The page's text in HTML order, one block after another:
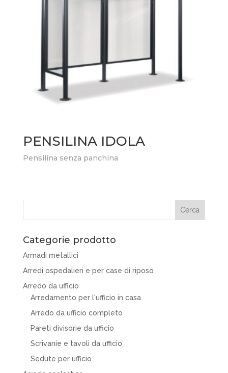
PENSILINA IDOLA
Pensilina senza panchina
Categorie prodotto
Armadi metallici
Arredi ospedalieri e per case di riposo
Arredo da ufficio
Arredamento per l'ufficio in casa
Arredo da ufficio completo
Pareti divisorie da ufficio
Scrivanie e tavoli da ufficio
Sedute per ufficio